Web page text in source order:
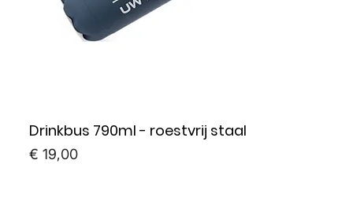
Drinkbus 790ml - roestvrij staal
Prijs
€ 19,00